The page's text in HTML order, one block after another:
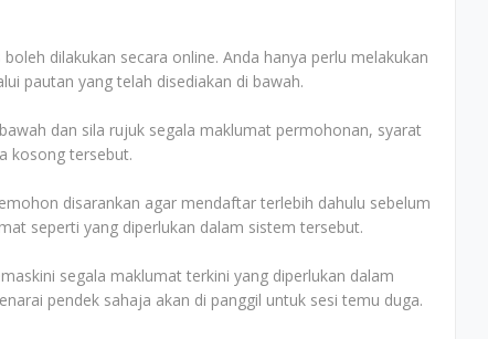
dilakukan secara online. Anda hanya perlu melakukan
pautan yang telah disediakan di bawah.
dan sila rujuk segala maklumat permohonan, syarat
kosong tersebut.
disarankan agar mendaftar terlebih dahulu sebelum
seperti yang diperlukan dalam sistem tersebut.
segala maklumat terkini yang diperlukan dalam
pendek sahaja akan di panggil untuk sesi temu duga.